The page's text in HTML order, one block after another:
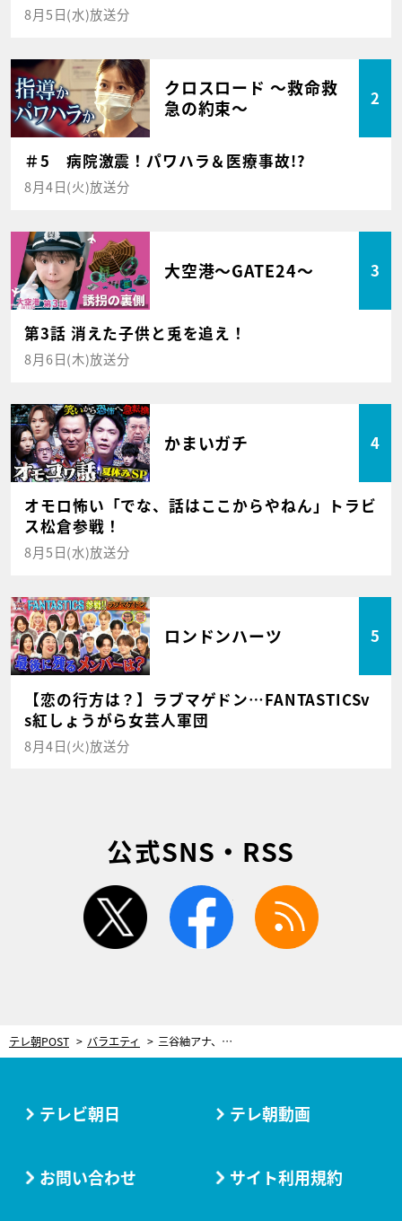
8月5日(水)放送分
クロスロード ～救命救
急の約束～
2
＃5 病院激震！パワハラ＆医療事故!?
8月4日(火)放送分
大空港～GATE24～ 3
第3話 消えた子供と兎を追え！
8月6日(木)放送分
かまいガチ 4
オモロ怖い「でな、話はここからやねん」トラビ
ス松倉参戦！
8月5日(水)放送分
ロンドンハーツ 5
【恋の行方は？】ラブマゲドン…FANTASTICSv
s紅しょうがら女芸人軍団
8月4日(火)放送分
公式SNS・RSS
twitter facebook
テレ朝POST バラエティ 三谷紬アナ、後輩・鈴木新彩アナの発言にイラッ！「後輩に言われるの一番腹立つ」
テレビ朝日 テレ朝動画
お問い合わせ サイト利用規約